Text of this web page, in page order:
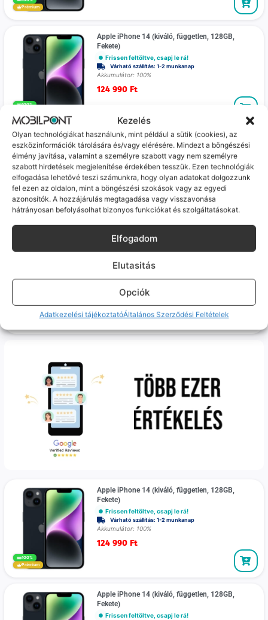
Kezelés
Olyan technológiákat használunk, mint például a sütik (cookies), az
eszközinformációk tárolására és/vagy elérésére. Mindezt a böngészési
élmény javítása, valamint a személyre szabott vagy nem személyre
szabott hirdetések megjelenítése érdekében tesszük. Ezen technológiák
elfogadása lehetővé teszi számunkra, hogy olyan adatokat dolgozzunk
fel ezen az oldalon, mint a böngészési szokások vagy az egyedi
azonosítók. A hozzájárulás megtagadása vagy visszavonása
hátrányosan befolyásolhat bizonyos funkciókat és szolgáltatásokat.
Elfogadom
Elutasitás
Opciók
Adatkezelési tájékoztatóÁltalános Szerződési Feltételek
Prémium
100%
Apple iPhone 14 (kiváló, független, 128GB,
Fekete)
Frissen feltöltve, csapj le rá!
Várható szállítás: 1-2 munkanap
Akkumulátor: 100%
124 990 Ft
100%
Apple iPhone 14 (kiváló, független, 128GB,
Fekete)
Frissen feltöltve, csapj le rá!
Várható szállítás: 1-2 munkanap
Akkumulátor: 100%
124 990Ft
Apple iPhone 14 (jó, független, 128GB, Fekete)
Várható szállítás: 1-2 munkanap
119 990Ft
100%
Prémium
Apple iPhone 14 (kiváló, független, 128GB,
Fekete)
Frissen feltöltve, csapj le rá!
Várható szállítás: 1-2 munkanap
Akkumulátor: 100%
124 990 Ft
Apple iPhone 14 (kiváló, független, 128GB,
Fekete)
Frissen feltöltve, csapj le rá!